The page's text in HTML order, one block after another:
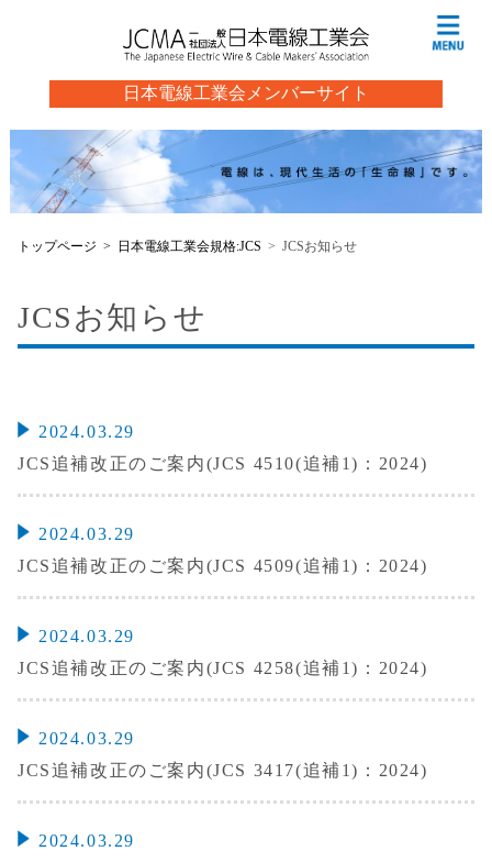
日本電線工業会メンバーサイト
トップページ 日本電線工業会規格:JCS JCSお知らせ
JCSお知らせ
2024.03.29
JCS追補改正のご案内(JCS 4510(追補1)：2024)
2024.03.29
JCS追補改正のご案内(JCS 4509(追補1)：2024)
2024.03.29
JCS追補改正のご案内(JCS 4258(追補1)：2024)
2024.03.29
JCS追補改正のご案内(JCS 3417(追補1)：2024)
2024.03.29